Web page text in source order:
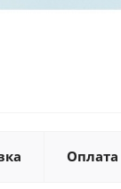
Оплата